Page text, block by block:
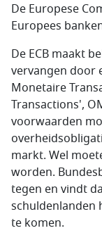
De Europese
Europees
De ECB maakt
vervangen door
Monetaire
Transactions',
voorwaarden
markt. Wel
worden.
tegen en vindt
schuldenlanden
te komen.